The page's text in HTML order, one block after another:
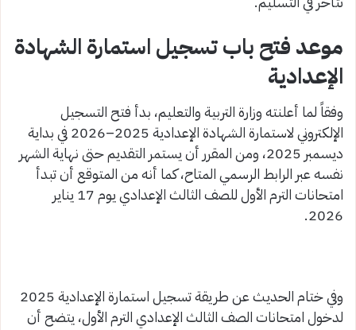
موعد فتح باب تسجيل استمارة الشهادة
الإعدادية
وفقاً لما أعلنته وزارة التربية والتعليم، بدأ فتح التسجيل
الإلكتروني لاستمارة الشهادة الإعدادية 2025–2026 في بداية
ديسمبر 2025، ومن المقرر أن يستمر التقديم حتى نهاية الشهر
نفسه عبر الرابط الرسمي المتاح، كما أنه من المتوقع أن تبدأ
امتحانات الترم الأول للصف الثالث الإعدادي يوم 17 يناير
2026.
وفي ختام الحديث عن طريقة تسجيل استمارة الإعدادية 2025
لدخول امتحانات الصف الثالث الإعدادي الترم الأول، يتضح أن